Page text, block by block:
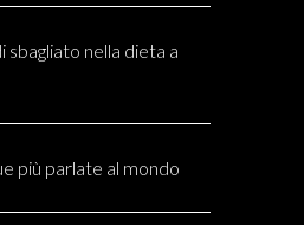
sbagliato nella dieta a
più parlate al mondo